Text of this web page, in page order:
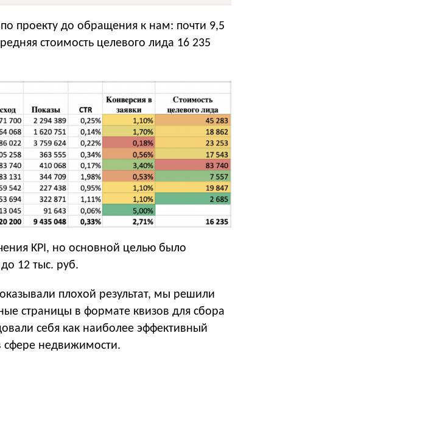
проекту до обращения к нам: почти 9,5
стоимость целевого лида 16 235
KPI, но основной целью было
12 тыс. руб.
плохой результат, мы решили
страницы в формате квизов для сбора
себя как наиболее эффективный
сфере недвижимости.